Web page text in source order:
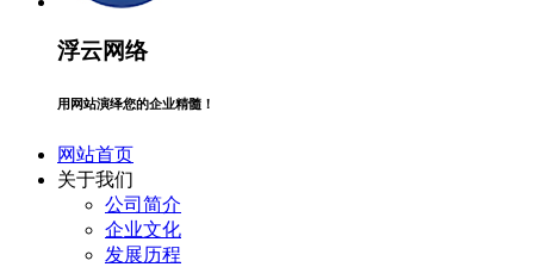
浮云网络
用网站演绎您的企业精髓！
网站首页
关于我们
公司简介
企业文化
发展历程